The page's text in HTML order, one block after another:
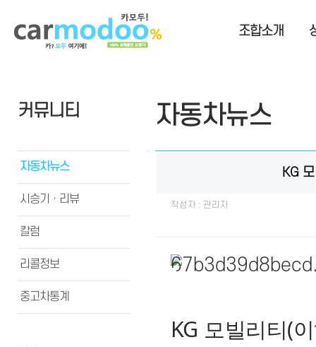
조합소개
커뮤니티
자동차뉴스
시승기ㆍ리뷰
칼럼
리콜정보
중고차통계
자동차뉴스
KG
작성자 : 관리자
KG 모빌리티(